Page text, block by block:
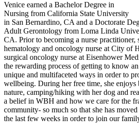
Venice earned a Bachelor Degree in
Nursing from California State University
in San Bernardino, CA and a Doctorate
Adult Gerontology from Loma Linda
CA. Prior to becoming a nurse practitioner,
hematology and oncology nurse at City of
surgical oncology nurse at Eisenhower
the rewarding process of getting to know
unique and multifaceted ways in order to
wellbeing. During her free time, she enjoys
nature, camping/hiking with her dog and
a belief in WBH and how we care for the
community- so much so that she has
the last few weeks in order to join our